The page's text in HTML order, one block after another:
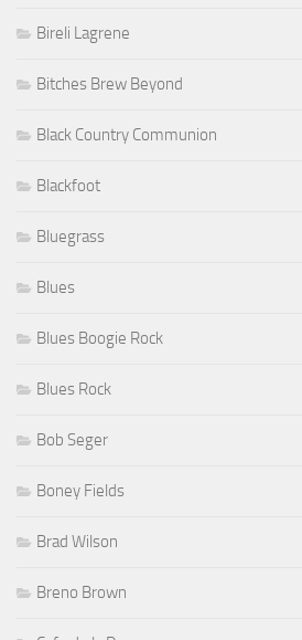
Bireli Lagrene
Bitches Brew Beyond
Black Country Communion
Blackfoot
Bluegrass
Blues
Blues Boogie Rock
Blues Rock
Bob Seger
Boney Fields
Brad Wilson
Breno Brown